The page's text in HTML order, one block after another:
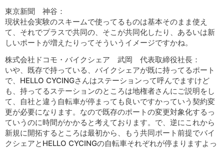
東京新聞 神谷：
現状社会実験のスキームで使ってるものは基本そのまま使え
て、それでプラスで共同の、そこが共同化したり、あるいは新
しいポートが増えたりってそういうイメージですかね。
株式会社ドコモ・バイクシェア 武岡 代表取締役社長：
いや、既存で持っている、バイクシェアが既に持ってるポート
で、HELLO CYCINGさんはステーションって呼んでますけど
も、持ってるステーションのところは地権者さんにご説明をし
て、自社と違う自転車が停まっても良いですかっていう契約変
更が必要になります。なので既存のポートの変更対象化するっ
ていうのに時間がかかると考えております。で、逆にこれから
新規に開拓するところは最初から、もう共同ポート前提でバイ
クシェアとHELLO CYCINGの自転車それぞれが停まりますよっ